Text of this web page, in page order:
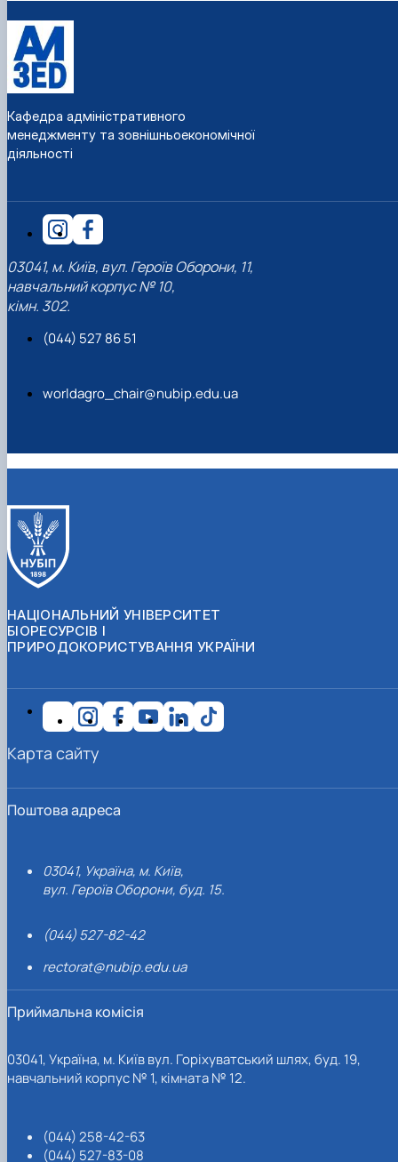
Кафедра адміністративного
менеджменту та зовнішньоекономічної
діяльності
03041, м. Київ, вул. Героїв Оборони, 11,
навчальний корпус № 10,
кімн. 302.
(044) 527 86 51
worldagro_chair@nubip.edu.ua
НАЦІОНАЛЬНИЙ УНІВЕРСИТЕТ
БІОРЕСУРСІВ І
ПРИРОДОКОРИСТУВАННЯ УКРАЇНИ
Поштова адреса
03041, Україна, м. Київ,
вул. Героїв Оборони, буд. 15.
(044) 527-82-42
rectorat@nubip.edu.ua
Приймальна комісія
03041, Україна, м. Київ вул. Горіхуватський шлях, буд. 19,
навчальний корпус № 1, кімната № 12.
(044) 258-42-63
(044) 527-83-08
Карта сайту